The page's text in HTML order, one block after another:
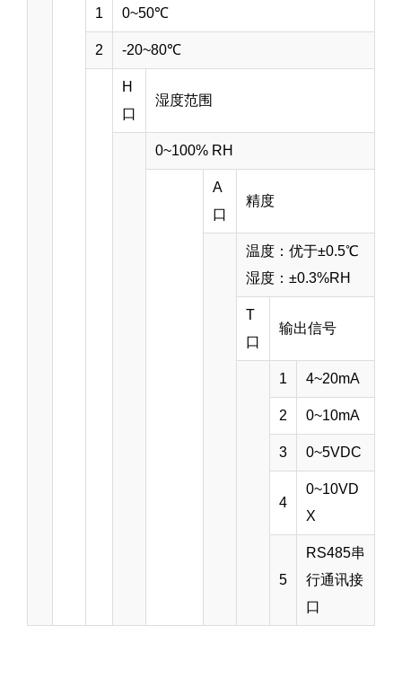
1 0~50℃
2 -20~80℃
H
口
湿度范围
0~100% RH
A
口
精度
温度：优于±0.5℃
湿度：±0.3%RH
T
口
输出信号
1 4~20mA
2 0~10mA
3 0~5VDC
4
0~10VD
X
5
RS485串
行通讯接
口